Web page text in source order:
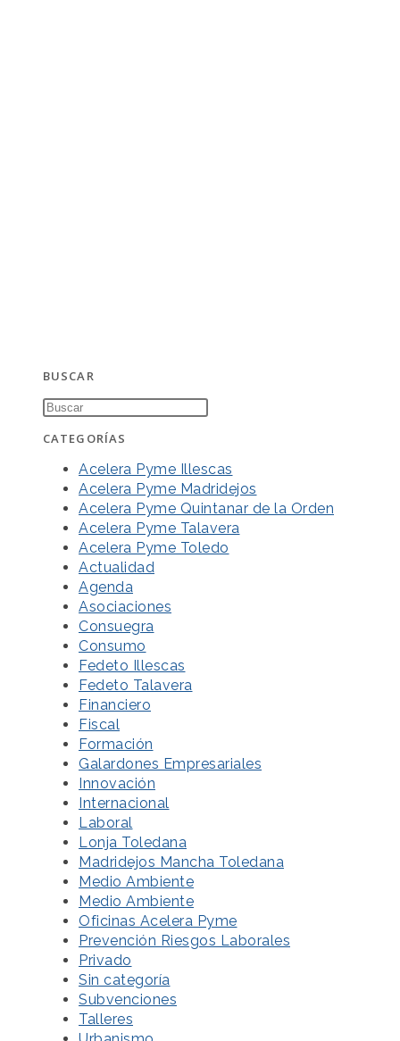
BUSCAR
CATEGORÍAS
Acelera Pyme Illescas
Acelera Pyme Madridejos
Acelera Pyme Quintanar de la Orden
Acelera Pyme Talavera
Acelera Pyme Toledo
Actualidad
Agenda
Asociaciones
Consuegra
Consumo
Fedeto Illescas
Fedeto Talavera
Financiero
Fiscal
Formación
Galardones Empresariales
Innovación
Internacional
Laboral
Lonja Toledana
Madridejos Mancha Toledana
Medio Ambiente
Medio Ambiente
Oficinas Acelera Pyme
Prevención Riesgos Laborales
Privado
Sin categoría
Subvenciones
Talleres